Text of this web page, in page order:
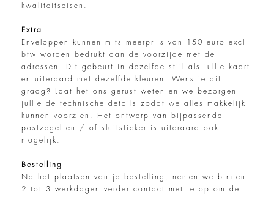
kwaliteitseisen.
Extra
Enveloppen kunnen mits meerprijs van 150 euro excl
btw worden bedrukt aan de voorzijde met de
adressen. Dit gebeurt in dezelfde stijl als jullie kaart
en uiteraard met dezelfde kleuren. Wens je dit
graag? Laat het ons gerust weten en we bezorgen
jullie de technische details zodat we alles makkelijk
kunnen voorzien. Het ontwerp van bijpassende
postzegel en / of sluitsticker is uiteraard ook
mogelijk.
Bestelling
Na het plaatsen van je bestelling, nemen we binnen
2 tot 3 werkdagen verder contact met je op om de